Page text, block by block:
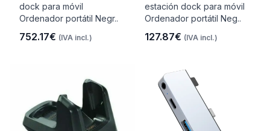
dock para móvil
Ordenador portátil Negr..
752.17€ (IVA incl.)
estación dock para móvil
Ordenador portátil Neg..
127.87€ (IVA incl.)